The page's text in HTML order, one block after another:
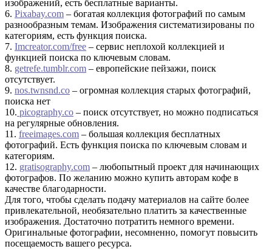
изображений, есть бесплатные варианты.
6. Pixabay.com – богатая коллекция фотографий по самым
разнообразным темам. Изображения систематизированы по
категориям, есть функция поиска.
7. Imcreator.com/free – сервис неплохой коллекцией и
функцией поиска по ключевым словам.
8. getrefe.tumblr.com – европейские пейзажи, поиск
отсутствует.
9. nos.twnsnd.co – огромная коллекция старых фотографий,
поиска нет
10. picography.co – поиск отсутствует, но можно подписаться
на регулярные обновления.
11. freeimages.com – большая коллекция бесплатных
фотографий. Есть функция поиска по ключевым словам и
категориям.
12. gratisography.com – любопытный проект для начинающих
фотографов. По желанию можно купить авторам кофе в
качестве благодарности.
Для того, чтобы сделать подачу материалов на сайте более
привлекательной, необязательно платить за качественные
изображения. Достаточно потратить немного времени.
Оригинальные фотографии, несомненно, помогут повысить
посещаемость вашего ресурса.